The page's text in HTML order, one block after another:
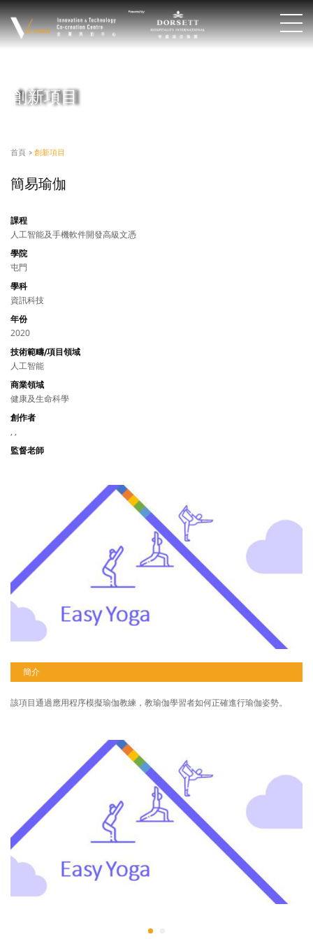
創新項目
首頁 > 創新項目
簡易瑜伽
課程
人工智能及手機軟件開發高級文憑
學院
屯門
學科
資訊科技
年份
2020
技術範疇/項目領域
人工智能
商業領域
健康及生命科學
創作者
, ,
監督老師
簡介
該項目通過應用程序模擬瑜伽教練，教瑜伽學習者如何正確進行瑜伽姿勢。